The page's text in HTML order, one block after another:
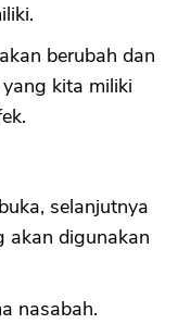
berubah dan
kita miliki
selanjutnya
akan digunakan
nasabah.